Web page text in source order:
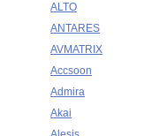
ALTO
ANTARES
AVMATRIX
Accsoon
Admira
Akai